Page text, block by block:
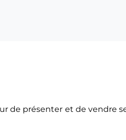
de présenter et de vendre